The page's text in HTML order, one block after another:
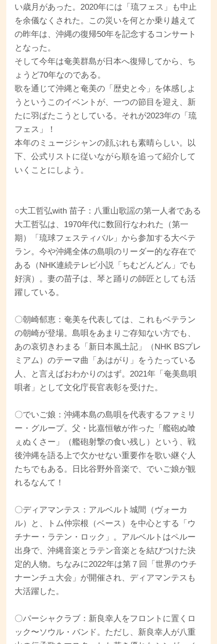
い歳月があった。2020年には「琉フェス」も中止
を余儀なくされた。この災いを何とか乗り越えて
の昨年は、沖縄の復帰50年を記念するコンサート
となった。
そして今年は奄美群島が日本へ復帰してから、ち
ょうど70年なのである。
歌を通じて沖縄と奄美の「歴史と今」を体感しよ
うというこのイベントが、一つの節目を迎え、新
たに羽ばたこうとしている。それが2023年の「琉
フェス」！
本年のミュージシャンの顔ぶれも素晴らしい。以
下、公式リストに従いながら順を追って紹介して
いくことにしよう。
○大工哲弘with 苗子：八重山歌謡の第一人者である
大工哲弘は、1970年代に数回行なわれた（第一
期）「琉球フェスティバル」から参加する大ベテ
ラン。今や沖縄全体の島唄のリーダー的な存在で
ある（NHK連続テレビ小説「ちむどんどん」でも
好演）。妻の苗子は、琴と踊りの師匠としても活
躍している。
〇朝崎郁恵：奄美を代表しては、これもベテラン
の朝崎が登場。島唄をあまりご存知ない方でも、
あの哀切きわまる「新日本風土記」（NHK BSプレ
ミアム）のテーマ曲「あはがり」をうたっている
人、と言えばおわかりのはず。2021年「奄美島唄
唄者」として文化庁長官表彰を受けた。
〇でいご娘：沖縄本島の島唄を代表するファミリ
ー・グループ。父・比嘉恒敏が作った「艦砲ぬ喰
ぇぬくさー」（艦砲射撃の食い残し）という、戦
後沖縄を語る上で欠かせない重要作を歌い継ぐ人
たちでもある。日比谷野外音楽で、でいご娘が観
れるなんて！
〇ディアマンテス：アルベルト城間（ヴォーカ
ル）と、トム仲宗根（ベース）を中心とする「ウ
チナー・ラテン・ロック」。アルベルトはペルー
出身で、沖縄音楽とラテン音楽とを結びつけた決
定的人物。ちなみに2022年は第７回「世界のウチ
ナーンチュ大会」が開催され、ディアマンテスも
大活躍した。
〇パーシャクラブ：新良幸人をフロントに置くロ
ック〜ソウル・バンド。ただし、新良幸人が八重